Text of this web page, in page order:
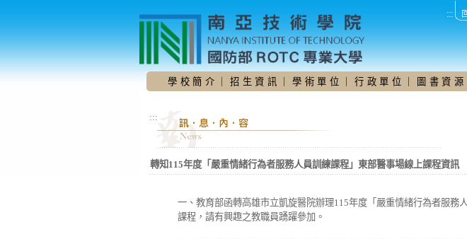
要
內
:::
學 校 簡 介 招 生 資 訊 學 術 單 位 ｜行 政 單 位 圖 書 資 源
:::
轉知115年度「嚴重情緒行為者服務人員訓練課程」東部醫事場線上課程資訊
一、教育部函轉高雄市立凱旋醫院辦理115年度「嚴重情緒行為者服務
課程，請有興趣之教職員踴躍參加。